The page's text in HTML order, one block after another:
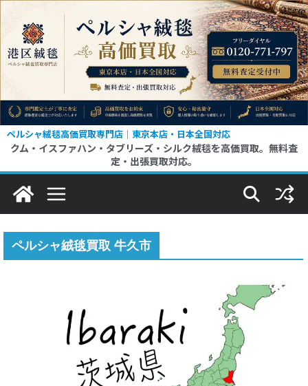
テ
へ
ス
ッ
ペルシャ絨毯高価買取専門店｜東京本店・日本全国対応
クム・イスファハン・タブリーズ・シルク絨毯を高価買取。無料査
定・出張買取対応。
ペルシャ絨毯買取 牛久市